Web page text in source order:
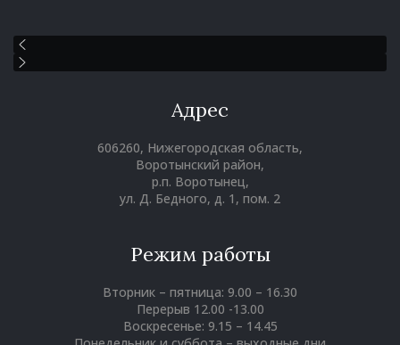
Адрес
606260, Нижегородская область,
Воротынский район,
р.п. Воротынец,
ул. Д. Бедного, д. 1, пом. 2
Режим работы
Вторник – пятница: 9.00 – 16.30
Перерыв 12.00 -13.00
Воскресенье: 9.15 – 14.45